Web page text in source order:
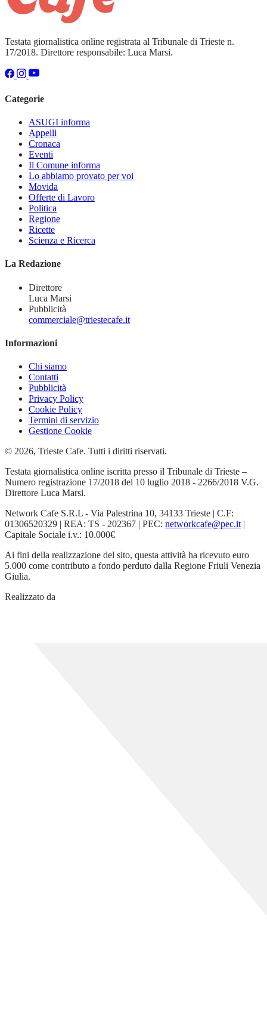
Testata giornalistica online registrata al Tribunale di Trieste n.
17/2018. Direttore responsabile: Luca Marsi.
Categorie
ASUGI informa
Appelli
Cronaca
Eventi
Il Comune informa
Lo abbiamo provato per voi
Movida
Offerte di Lavoro
Politica
Regione
Ricette
Scienza e Ricerca
La Redazione
Direttore
Luca Marsi
Pubblicità
commerciale@triestecafe.it
Informazioni
Chi siamo
Contatti
Pubblicità
Privacy Policy
Cookie Policy
Termini di servizio
Gestione Cookie
© 2026, Trieste Cafe. Tutti i diritti riservati.
Testata giornalistica online iscritta presso il Tribunale di Trieste –
Numero registrazione 17/2018 del 10 luglio 2018 - 2266/2018 V.G.
Direttore Luca Marsi.
Network Cafe S.R.L - Via Palestrina 10, 34133 Trieste | C.F:
01306520329 | REA: TS - 202367 | PEC: networkcafe@pec.it |
Capitale Sociale i.v.: 10.000€
Ai fini della realizzazione del sito, questa attività ha ricevuto euro
5.000 come contributo a fondo perduto dalla Regione Friuli Venezia
Giulia.
Realizzato da